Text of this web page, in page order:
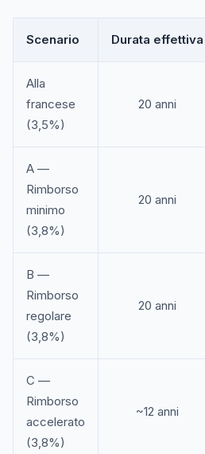
Scenario Durata effettiva
Alla
francese
(3,5%)
20 anni
A —
Rimborso
minimo
(3,8%)
20 anni
B —
Rimborso
regolare
(3,8%)
20 anni
C —
Rimborso
accelerato
(3,8%)
~12 anni